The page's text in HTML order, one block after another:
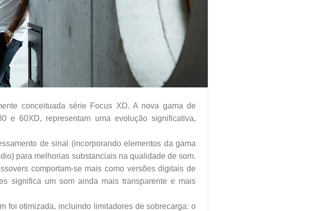
conceituada série Focus XD. A nova gama de
e 60XD, representam uma evolução significativa,
de sinal (incorporando elementos da gama
para melhorias substanciais na qualidade de som.
comportam-se mais como versões digitais de
significa um som ainda mais transparente e mais
foi otimizada, incluindo limitadores de sobrecarga: o